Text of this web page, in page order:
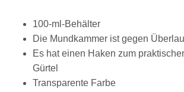
100-ml-Behälter
Die Mundkammer ist gegen
Es hat einen Haken zum
Gürtel
Transparente Farbe